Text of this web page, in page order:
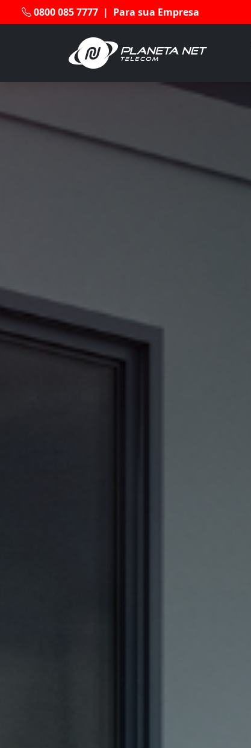
0800 085 7777 | Para sua Empresa